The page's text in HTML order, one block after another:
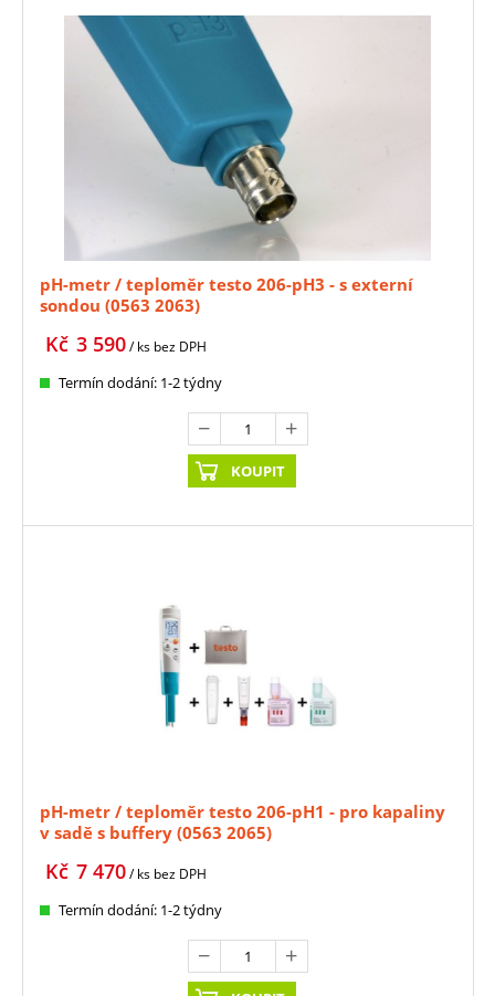
pH-metr / teploměr testo 206-pH3 - s externí
sondou (0563 2063)
3 590
Kč / ks bez DPH
Termín dodání: 1-2 týdny
KOUPIT
pH-metr / teploměr testo 206-pH1 - pro kapaliny
v sadě s buffery (0563 2065)
7 470
Kč / ks bez DPH
Termín dodání: 1-2 týdny